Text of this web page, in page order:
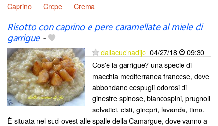
Caprino
Crepe Crema
Risotto con caprino e pere caramellate al miele di
garrigue-
dallacucinadijo 04/27/18
09:30
Cos'è la garrigue? una specie di
macchia mediterranea francese, dove
abbondano cespugli odorosi di
ginestre spinose, biancospini, prugnoli
selvatici, cisti, ginepri, lavanda, timo.
È situata nel sud-ovest alle spalle della Camargue, dove vanno a